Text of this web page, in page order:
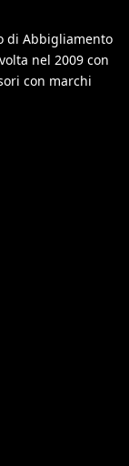
di Abbigliamento
nel 2009 con
con marchi